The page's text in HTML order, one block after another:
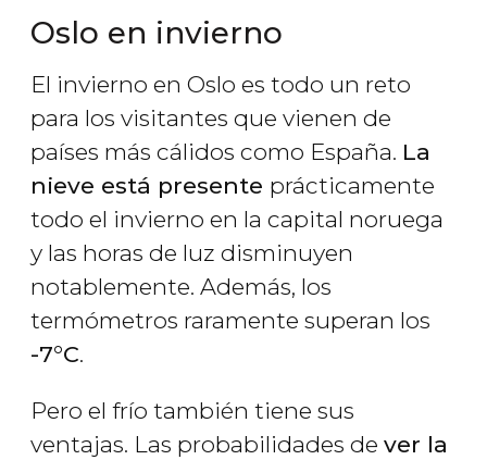
Oslo en invierno
El invierno en Oslo es todo un reto
para los visitantes que vienen de
países más cálidos como España. La
nieve está presente prácticamente
todo el invierno en la capital noruega
y las horas de luz disminuyen
notablemente. Además, los
termómetros raramente superan los
-7°C.
Pero el frío también tiene sus
ventajas. Las probabilidades de ver la